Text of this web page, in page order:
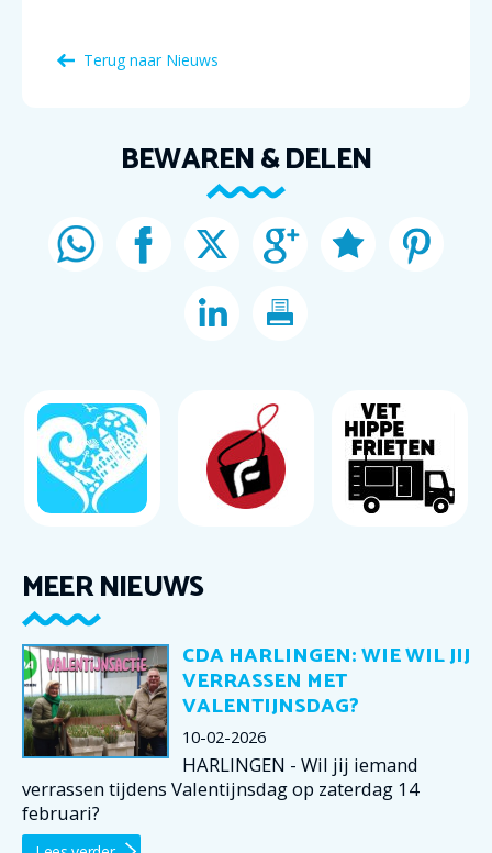
Terug naar Nieuws
BEWAREN & DELEN
MEER NIEUWS
CDA HARLINGEN: WIE WIL JIJ
VERRASSEN MET
VALENTIJNSDAG?
10-02-2026
HARLINGEN - Wil jij iemand
verrassen tijdens Valentijnsdag op zaterdag 14
februari?